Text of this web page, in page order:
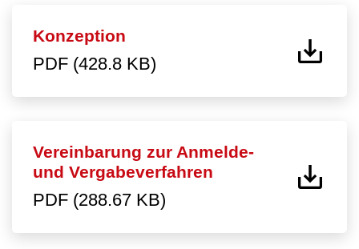
Konzeption
PDF (428.8 KB)
Vereinbarung zur Anmelde-
und Vergabeverfahren
PDF (288.67 KB)